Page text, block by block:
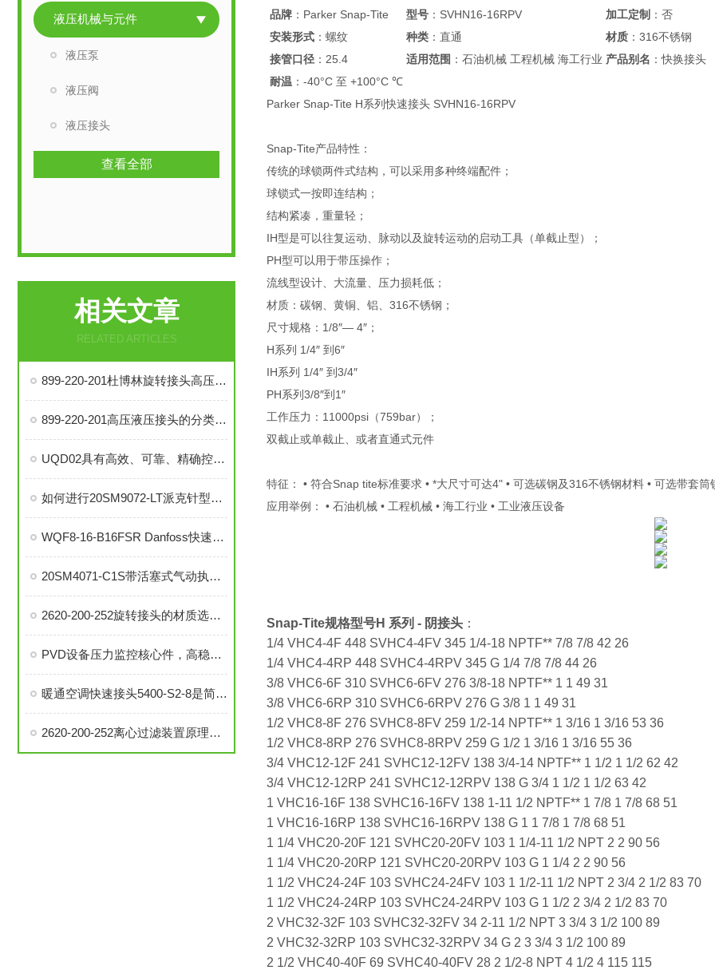
液压机械与元件
液压泵
液压阀
液压接头
查看全部
相关文章
RELATED ARTICLES
899-220-201杜博林旋转接头高压液压接头的安装、调试与维护技巧
899-220-201高压液压接头的分类和注意事项
UQD02具有高效、可靠、精确控制温度等优势
如何进行20SM9072-LT派克针型阀的故障排查与解决措施？
WQF8-16-B16FSR Danfoss快速接头是提升效率的工业连接解决方案
20SM4071-C1S带活塞式气动执行器中压针阀在自动化系统中的角色与功能
2620-200-252旋转接头的材质选择与耐用性分析
PVD设备压力监控核心件，高稳定性压力开关现货秒发
暖通空调快速接头5400-S2-8是简便安装、可靠密封的理想选择
2620-200-252离心过滤装置原理、构造和使用方法说明
品牌 ：Parker Snap-Tite 型号 ：SVHN16-16RPV 加工定制 ：否
安装形式 ：螺纹 种类 ：直通 材质 ：316不锈钢
接管口径 ：25.4 适用范围 ：石油机械 工程机械 海工行业 产品别名 ：快换接头
耐温 ：-40°C 至 +100°C ℃
Parker Snap-Tite H系列快速接头 SVHN16-16RPV
Snap-Tite产品特性：
传统的球锁两件式结构，可以采用多种终端配件；
球锁式一按即连结构；
结构紧凑，重量轻；
IH型是可以往复运动、脉动以及旋转运动的启动工具（单截止型）；
PH型可以用于带压操作；
流线型设计、大流量、压力损耗低；
材质：碳钢、黄铜、铝、316不锈钢；
尺寸规格：1/8″— 4″；
H系列 1/4″ 到6″
IH系列 1/4″ 到3/4″
PH系列3/8″到1″
工作压力：11000psi（759bar）；
双截止或单截止、或者直通式元件
特征： • 符合Snap tite标准要求 • *大尺寸可达4" • 可选碳钢及316不锈钢材料 • 可选带套筒
应用举例： • 石油机械 • 工程机械 • 海工行业 • 工业液压设备
Snap-Tite规格型号H 系列 - 阴接头 ：
1/4 VHC4-4F 448 SVHC4-4FV 345 1/4-18 NPTF** 7/8 7/8 42 26
1/4 VHC4-4RP 448 SVHC4-4RPV 345 G 1/4 7/8 7/8 44 26
3/8 VHC6-6F 310 SVHC6-6FV 276 3/8-18 NPTF** 1 1 49 31
3/8 VHC6-6RP 310 SVHC6-6RPV 276 G 3/8 1 1 49 31
1/2 VHC8-8F 276 SVHC8-8FV 259 1/2-14 NPTF** 1 3/16 1 3/16 53 36
1/2 VHC8-8RP 276 SVHC8-8RPV 259 G 1/2 1 3/16 1 3/16 55 36
3/4 VHC12-12F 241 SVHC12-12FV 138 3/4-14 NPTF** 1 1/2 1 1/2 62 42
3/4 VHC12-12RP 241 SVHC12-12RPV 138 G 3/4 1 1/2 1 1/2 63 42
1 VHC16-16F 138 SVHC16-16FV 138 1-11 1/2 NPTF** 1 7/8 1 7/8 68 51
1 VHC16-16RP 138 SVHC16-16RPV 138 G 1 1 7/8 1 7/8 68 51
1 1/4 VHC20-20F 121 SVHC20-20FV 103 1 1/4-11 1/2 NPT 2 2 90 56
1 1/4 VHC20-20RP 121 SVHC20-20RPV 103 G 1 1/4 2 2 90 56
1 1/2 VHC24-24F 103 SVHC24-24FV 103 1 1/2-11 1/2 NPT 2 3/4 2 1/2 83 70
1 1/2 VHC24-24RP 103 SVHC24-24RPV 103 G 1 1/2 2 3/4 2 1/2 83 70
2 VHC32-32F 103 SVHC32-32FV 34 2-11 1/2 NPT 3 3/4 3 1/2 100 89
2 VHC32-32RP 103 SVHC32-32RPV 34 G 2 3 3/4 3 1/2 100 89
2 1/2 VHC40-40F 69 SVHC40-40FV 28 2 1/2-8 NPT 4 1/2 4 115 115